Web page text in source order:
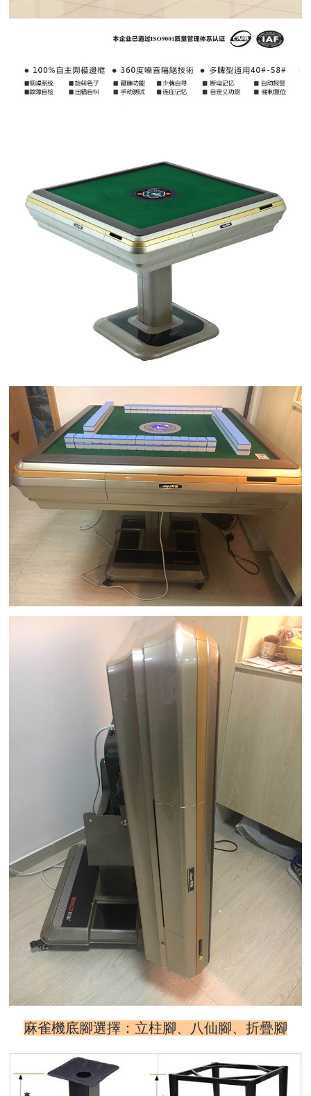
麻雀機底腳選擇：立柱腳、八仙腳、折疊腳